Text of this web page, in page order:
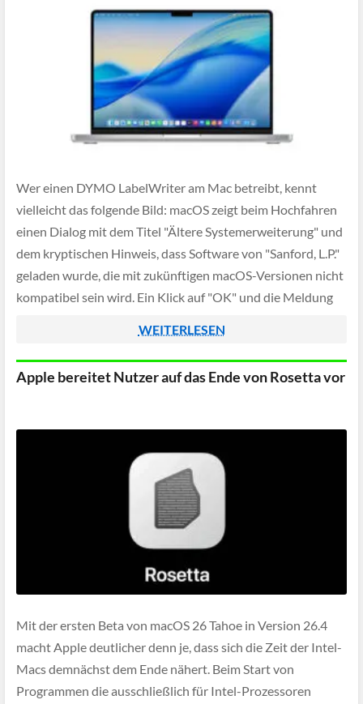
Wer einen DYMO LabelWriter am Mac betreibt, kennt
vielleicht das folgende Bild: macOS zeigt beim Hochfahren
einen Dialog mit dem Titel "Ältere Systemerweiterung" und
dem kryptischen Hinweis, dass Software von "Sanford, L.P."
geladen wurde, die mit zukünftigen macOS-Versionen nicht
kompatibel sein wird. Ein Klick auf "OK" und die Meldung
WEITERLESEN
Apple bereitet Nutzer auf das Ende von Rosetta vor
Mit der ersten Beta von macOS 26 Tahoe in Version 26.4
macht Apple deutlicher denn je, dass sich die Zeit der Intel-
Macs demnächst dem Ende nähert. Beim Start von
Programmen die ausschließlich für Intel-Prozessoren